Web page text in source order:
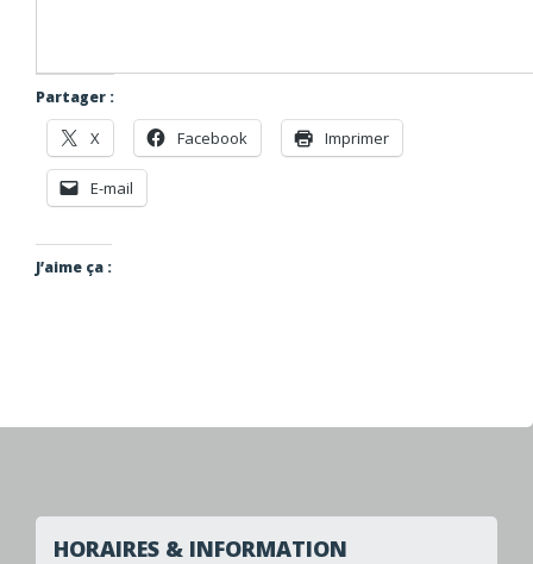
Partager :
X Facebook Imprimer
E-mail
J’aime ça :
HORAIRES & INFORMATION